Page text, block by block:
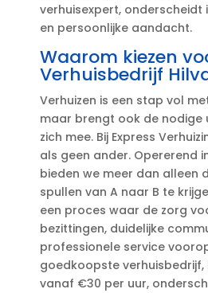
verhuisexpert, onderscheidt
en persoonlijke aandacht.​
Waarom kiezen
Verhuisbedrijf
Verhuizen is een stap vol
maar brengt ook de nodige
zich mee.​ Bij Express
als geen ander.​ Opererend
bieden we meer dan alleen
spullen van A naar B te
een proces waar de zorg
bezittingen, duidelijke
professionele service
goedkoopste
vanaf €30 per uur,